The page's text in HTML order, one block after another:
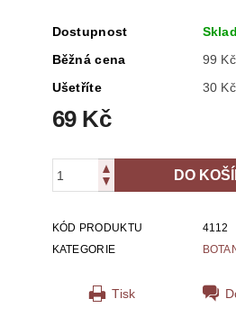
Dostupnost
Běžná cena
99 Kč
Ušetříte
30 Kč
69 Kč
KÓD PRODUKTU
4112
KATEGORIE
Tisk